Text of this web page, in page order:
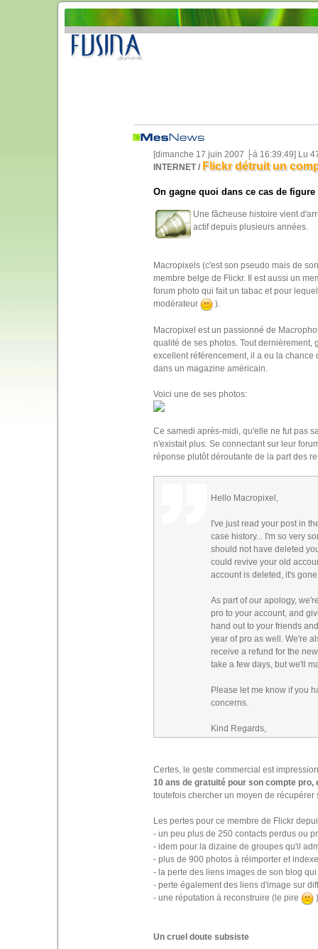
[dimanche 17 juin 2007 ├á 16:39:49] Lu
INTERNET / Flickr détruit un
On gagne quoi dans ce cas de figure
Une fâcheuse histoire vient
actif depuis plusieurs années.
Macropixels (c'est son pseudo mais de
membre belge de Flickr. Il est aussi un
forum photo qui fait un tabac et pour
modérateur
).
Macropixel est un passionné de
qualité de ses photos. Tout dernièrement,
excellent référencement, il a eu la
dans un magazine américain.
Voici une de ses photos:
Ce samedi après-midi, qu'elle ne fut pas
n'existait plus. Se connectant sur leur
réponse plutôt déroutante de la part des
Hello Macropixel,
I've just read your post in
case history... I'm so very
should not have deleted
could revive your old
account is deleted, it's
As part of our apology,
pro to your account, and
hand out to your friends
year of pro as well. We're
receive a refund for the
take a few days, but we'll
Please let me know if you
concerns.
Kind Regards,
Certes, le geste commercial est
10 ans de gratuité pour son compte
toutefois chercher un moyen de récupérer
Les pertes pour ce membre de Flickr
- un peu plus de 250 contacts perdus ou
- idem pour la dizaine de groupes qu'il
- plus de 900 photos à réimporter et
- la perte des liens images de son blog
- perte également des liens d'image sur
- une réputation à reconstruire (le pire
)
Un cruel doute subsiste